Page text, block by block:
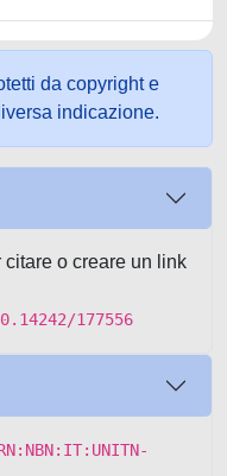
da copyright e
indicazione.
o creare un link
177556